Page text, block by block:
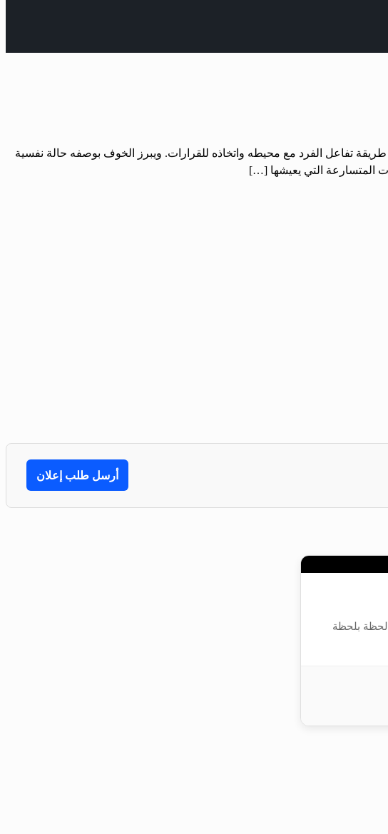
طريقة تفاعل الفرد مع محيطه واتخاذه للقرارات. ‏ويبرز الخوف بوصفه حالة نفسية
المتسارعة التي يعيشها […]
أرسل طلب إعلان
لحظة بلحظة